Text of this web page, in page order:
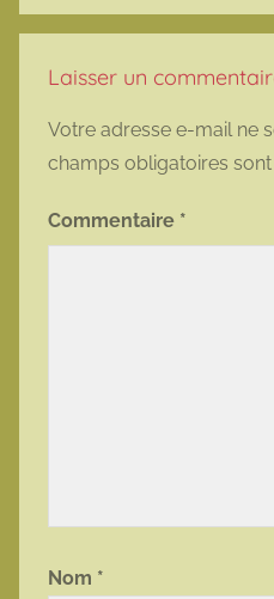
Laisser un
Votre adresse e-mail ne
champs obligatoires
Commentaire *
Nom *